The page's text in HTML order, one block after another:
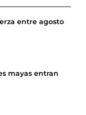
entre agosto
mayas entran